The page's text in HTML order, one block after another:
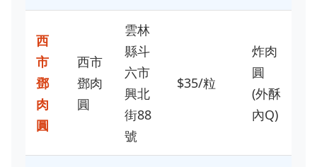
西
市
鄧
肉
圓
西市
鄧肉
圓
雲林
縣斗
六市
興北
街88
號
$35/粒
炸肉
圓
(外酥
內Q)